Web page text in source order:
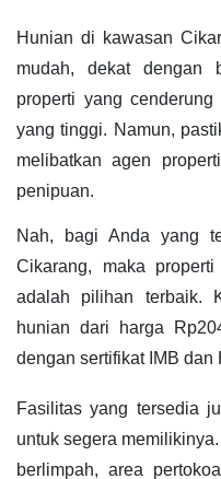
Hunian di kawasan
mudah, dekat dengan
properti yang cenderung
yang tinggi. Namun,
melibatkan agen
penipuan.
Nah, bagi Anda yang
Cikarang, maka
adalah pilihan terbaik.
hunian dari harga
dengan sertifikat IMB dan
Fasilitas yang tersedia
untuk segera
berlimpah, area